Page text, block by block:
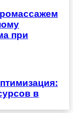
при
в